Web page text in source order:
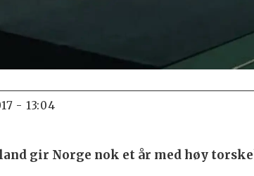
- 13:04
gir Norge nok et år med høy